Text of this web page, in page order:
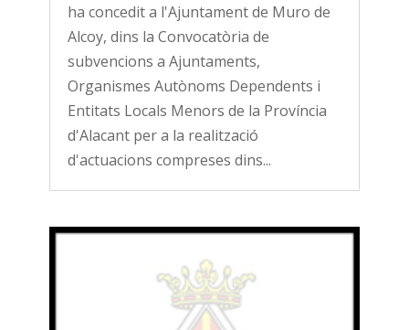
ha concedit a l'Ajuntament de Muro de
Alcoy, dins la Convocatòria de
subvencions a Ajuntaments,
Organismes Autònoms Dependents i
Entitats Locals Menors de la Província
d'Alacant per a la realització
d'actuacions compreses dins...